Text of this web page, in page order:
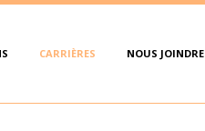
CARRIÈRES NOUS JOINDRE